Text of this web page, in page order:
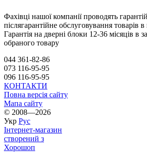
Фахівці нашої компанії проводять
післягарантійне обслуговування товарів
Гарантія на дверні блоки 12-36 місяців в
обраного товару
044 361-82-86
073 116-95-95
096 116-95-95
КОНТАКТИ
Повна версія сайту
Мапа сайту
© 2008—2026
Укр Рус
Інтернет-магазин
створений з
Хорошоп